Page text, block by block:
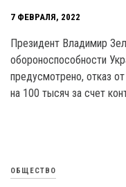
7 ФЕВРАЛЯ, 2022
Президент Владимир
обороноспособности
предусмотрено, отказ
на 100 тысяч за счет
ОБЩЕСТВО